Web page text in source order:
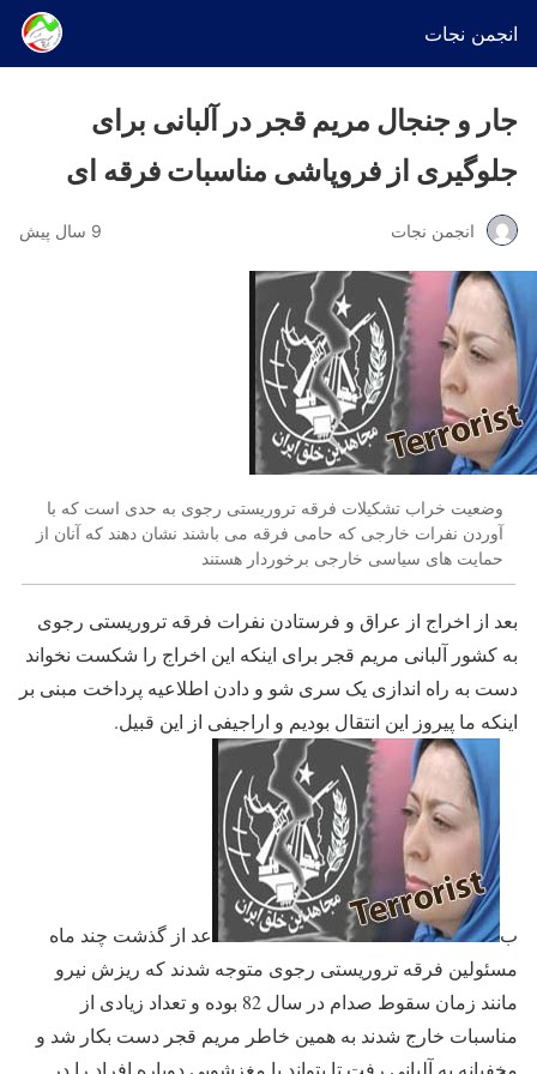
انجمن نجات
جار و جنجال مریم قجر در آلبانی برای
جلوگیری از فروپاشی مناسبات فرقه ای
انجمن نجات 9 سال پیش
وضعیت خراب تشکیلات فرقه تروریستی رجوی به حدی است که با
آوردن نفرات خارجی که حامی فرقه می باشند نشان دهند که آنان از
حمایت های سیاسی خارجی برخوردار هستند
بعد از اخراج از عراق و فرستادن نفرات فرقه تروریستی رجوی
به کشور آلبانی مریم قجر برای اینکه این اخراج را شکست نخواند
دست به راه اندازی یک سری شو و دادن اطلاعیه پرداخت مبنی بر
اینکه ما پیروز این انتقال بودیم و اراجیفی از این قبیل.
ب
عد از گذشت چند ماه
مسئولین فرقه تروریستی رجوی متوجه شدند که ریزش نیرو
مانند زمان سقوط صدام در سال 82 بوده و تعداد زیادی از
مناسبات خارج شدند به همین خاطر مریم قجر دست بکار شد و
مخفیانه به آلبانی رفت تا بتواند با مغزشویی دوباره افراد را در